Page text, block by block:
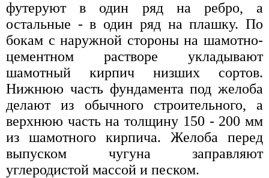
футеруют в один ряд на ребро, а
остальные - в один ряд на плашку. По
бокам с наружной стороны на шамотно-
цементном растворе укладывают
шамотный кирпич низших сортов.
Нижнюю часть фундамента под желоба
делают из обычного строительного, а
верхнюю часть на толщину 150 - 200 мм
из шамотного кирпича. Желоба перед
выпуском чугуна заправляют
углеродистой массой и песком.